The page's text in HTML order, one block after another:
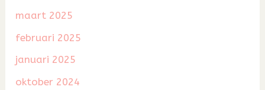
maart 2025
februari 2025
januari 2025
oktober 2024